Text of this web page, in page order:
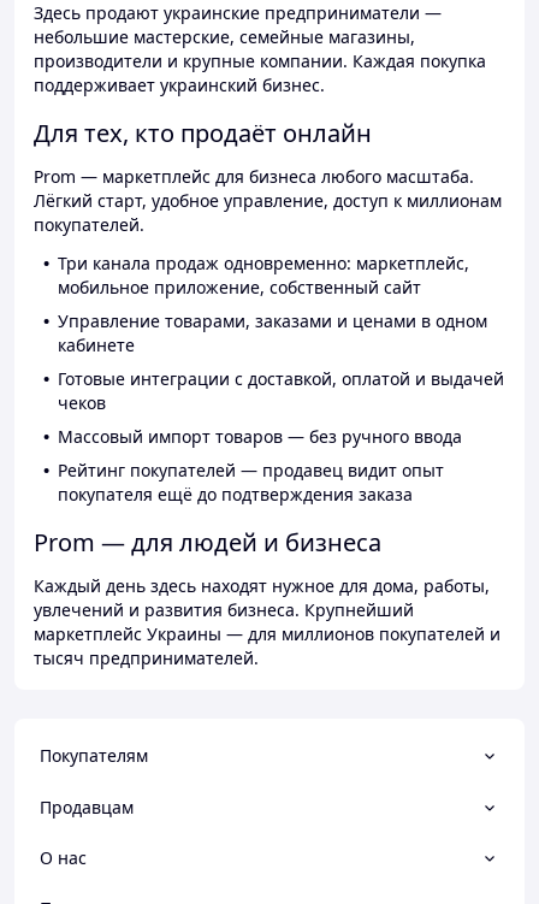
Здесь продают украинские предприниматели —
небольшие мастерские, семейные магазины,
производители и крупные компании. Каждая покупка
поддерживает украинский бизнес.
Для тех, кто продаёт онлайн
Prom — маркетплейс для бизнеса любого масштаба.
Лёгкий старт, удобное управление, доступ к миллионам
покупателей.
Три канала продаж одновременно: маркетплейс,
мобильное приложение, собственный сайт
Управление товарами, заказами и ценами в одном
кабинете
Готовые интеграции с доставкой, оплатой и выдачей
чеков
Массовый импорт товаров — без ручного ввода
Рейтинг покупателей — продавец видит опыт
покупателя ещё до подтверждения заказа
Prom — для людей и бизнеса
Каждый день здесь находят нужное для дома, работы,
увлечений и развития бизнеса. Крупнейший
маркетплейс Украины — для миллионов покупателей и
тысяч предпринимателей.
Покупателям
Продавцам
О нас